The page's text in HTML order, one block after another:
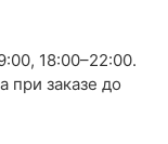
18:00–22:00.
при заказе до